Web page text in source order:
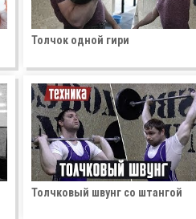
Толчок одной гири
Толчковый швунг со штангой